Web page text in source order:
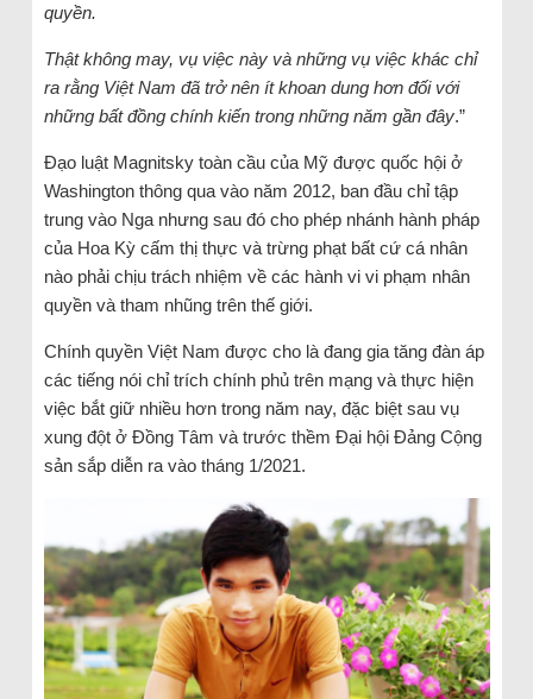
quyền.
Thật không may, vụ việc này và những vụ việc khác chỉ
ra rằng Việt Nam đã trở nên ít khoan dung hơn đối với
những bất đồng chính kiến trong những năm gần đây.”
Đạo luật Magnitsky toàn cầu của Mỹ được quốc hội ở
Washington thông qua vào năm 2012, ban đầu chỉ tập
trung vào Nga nhưng sau đó cho phép nhánh hành pháp
của Hoa Kỳ cấm thị thực và trừng phạt bất cứ cá nhân
nào phải chịu trách nhiệm về các hành vi vi phạm nhân
quyền và tham nhũng trên thế giới.
Chính quyền Việt Nam được cho là đang gia tăng đàn áp
các tiếng nói chỉ trích chính phủ trên mạng và thực hiện
việc bắt giữ nhiều hơn trong năm nay, đặc biệt sau vụ
xung đột ở Đồng Tâm và trước thềm Đại hội Đảng Cộng
sản sắp diễn ra vào tháng 1/2021.